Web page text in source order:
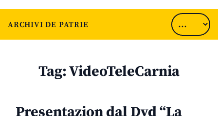
ARCHIVI DE PATRIE
Tag:VideoTeleCarnia
Presentazion dal Dvd “La